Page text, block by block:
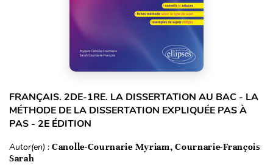
FRANÇAIS. 2DE-1RE. LA DISSERTATION AU BAC - LA
MÉTHODE DE LA DISSERTATION EXPLIQUÉE PAS À
PAS - 2E ÉDITION
Autor(en) : Canolle-Cournarie Myriam, Cournarie-François
Sarah